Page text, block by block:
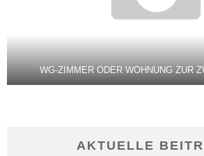
WG-ZIMMER ODER WOHNUNG ZUR
AKTUELLE